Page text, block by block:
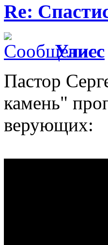
Re:
Улисс
Пастор
камень"
верующих: